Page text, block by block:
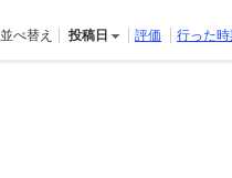
並べ替え 投稿日 評価 行った時